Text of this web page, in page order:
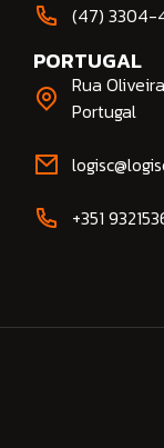
(47) 3304-
PORTUGAL
Rua
Portugal
+351